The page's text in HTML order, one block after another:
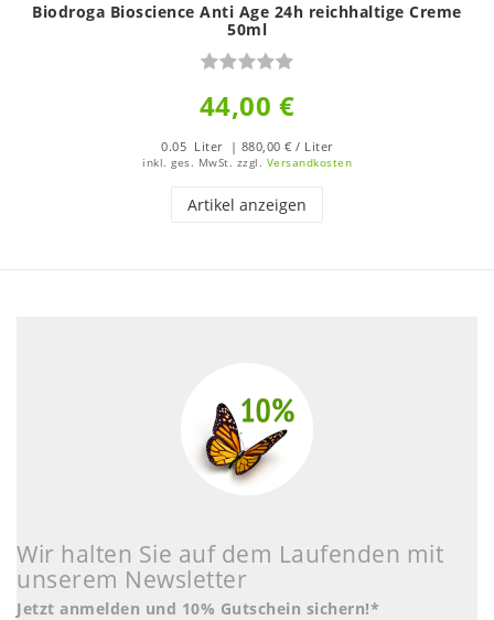
Biodroga Bioscience Anti Age 24h reichhaltige Creme
50ml
44,00 €
0.05 Liter | 880,00 € / Liter
inkl. ges. MwSt. zzgl. Versandkosten
Artikel anzeigen
Wir halten Sie auf dem Laufenden mit
unserem Newsletter
Jetzt anmelden und 10% Gutschein sichern!*